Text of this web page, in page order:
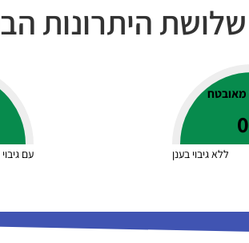
שלושת היתרונות
מאובטח
0
ללא גיבוי בענן עם